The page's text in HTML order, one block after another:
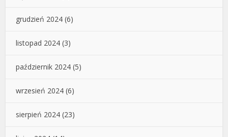
grudzień 2024 (6)
listopad 2024 (3)
październik 2024 (5)
wrzesień 2024 (6)
sierpień 2024 (23)